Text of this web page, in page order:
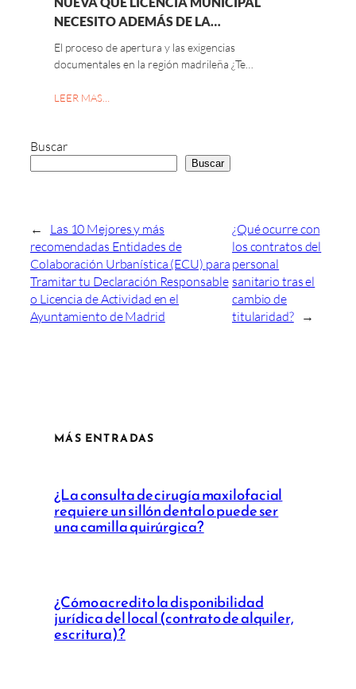
NECESITO ADEMÁS DE LA…
El proceso de apertura y las exigencias
documentales en la región madrileña ¿Te…
LEER MAS…
Buscar
Buscar
←
Las 10 Mejores y más
recomendadas Entidades de
Colaboración Urbanística (ECU) para
Tramitar tu Declaración Responsable
o Licencia de Actividad en el
Ayuntamiento de Madrid
¿Qué ocurre con
los contratos del
personal
sanitario tras el
cambio de
titularidad?
→
MÁS ENTRADAS
¿La consulta de cirugía maxilofacial
requiere un sillón dental o puede ser
una camilla quirúrgica?
¿Cómo acredito la disponibilidad
jurídica del local (contrato de alquiler,
escritura)?